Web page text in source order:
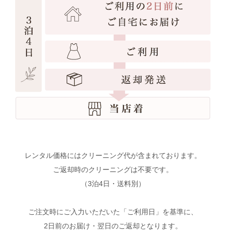
レンタル価格にはクリーニング代が含まれております。
ご返却時のクリーニングは不要です。
（3泊4日・送料別）
ご注文時にご入力いただいた「ご利用日」を基準に、
2日前のお届け・翌日のご返却となります。